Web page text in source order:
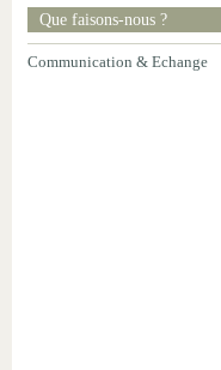
Que faisons-nous ?
Communication & Echange